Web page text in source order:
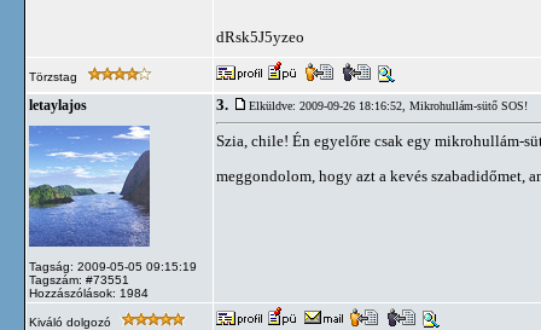
dRsk5J5yzeo
Törzstag
letaylajos
Tagság: 2009-05-05 09:15:19
Tagszám: #73551
Hozzászólások: 1984
3. Elküldve: 2009-09-26 18:16:52, Mikrohullám-sütő SOS!
Szia, chile! Én egyelőre csak egy mikrohullám-
meggondolom, hogy azt a kevés szabadidőmet,
Kiváló dolgozó